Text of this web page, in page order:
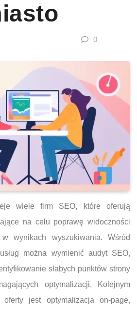
0
wiele firm SEO, które oferują
na celu poprawę widoczności
wynikach wyszukiwania. Wśród
można wymienić audyt SEO,
słabych punktów strony
optymalizacji. Kolejnym
oferty jest optymalizacja on-page,